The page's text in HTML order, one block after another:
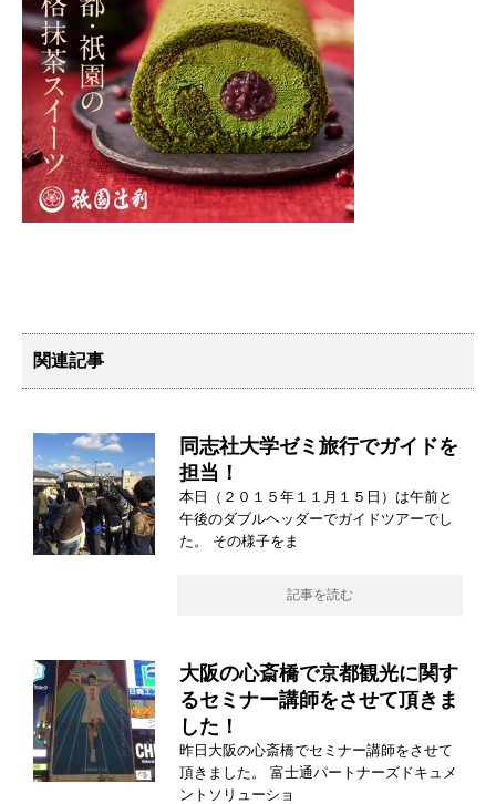
関連記事
同志社大学ゼミ旅行でガイドを
担当！
本日（２０１５年１１月１５日）は午前と
午後のダブルヘッダーでガイドツアーでし
た。 その様子をま
記事を読む
大阪の心斎橋で京都観光に関す
るセミナー講師をさせて頂きま
した！
昨日大阪の心斎橋でセミナー講師をさせて
頂きました。 富士通パートナーズドキュメ
ントソリューショ